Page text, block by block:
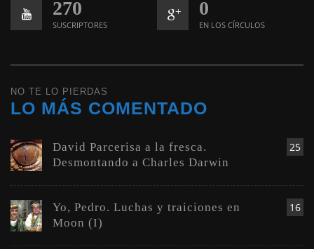
270
SUSCRIPTORES
0
EN LOS CÍRCULOS
NO TE LO PIERDAS
LO MÁS COMENTADO
25
David Parcerisa a la fresca.
Desmontando a Charles Darwin
16
Yo, Pedro. Luchas y traiciones en
Moon (I)